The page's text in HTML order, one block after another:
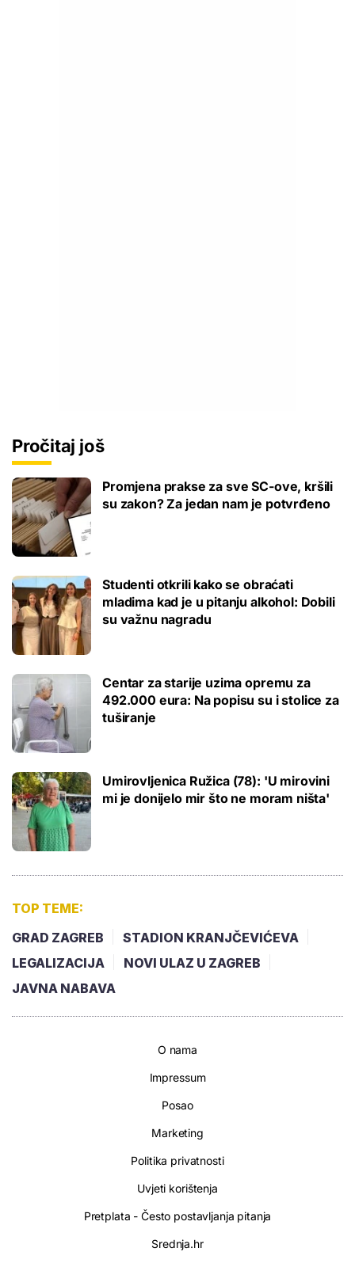
Pročitaj još
Promjena prakse za sve SC-ove, kršili
su zakon? Za jedan nam je potvrđeno
Studenti otkrili kako se obraćati
mladima kad je u pitanju alkohol: Dobili
su važnu nagradu
Centar za starije uzima opremu za
492.000 eura: Na popisu su i stolice za
tuširanje
Umirovljenica Ružica (78): 'U mirovini
mi je donijelo mir što ne moram ništa'
TOP TEME:
GRAD ZAGREB
STADION KRANJČEVIĆEVA
LEGALIZACIJA
NOVI ULAZ U ZAGREB
JAVNA NABAVA
O nama
Impressum
Posao
Marketing
Politika privatnosti
Uvjeti korištenja
Pretplata - Često postavljanja pitanja
Srednja.hr